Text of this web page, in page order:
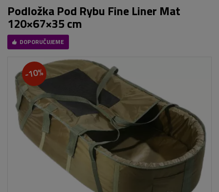
Podložka Pod Rybu Fine Liner Mat
120×67×35 cm
DOPORUČUJEME
-10%